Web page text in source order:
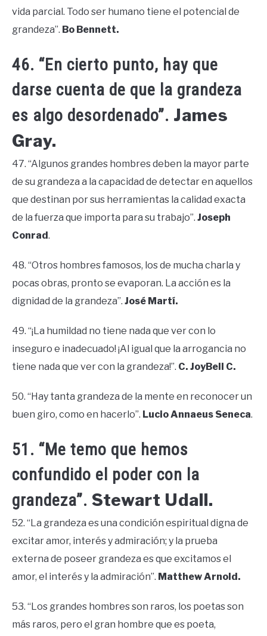
vida parcial. Todo ser humano tiene el potencial de
grandeza”. Bo Bennett.
46. “En cierto punto, hay que
darse cuenta de que la grandeza
es algo desordenado”. James
Gray.
47. “Algunos grandes hombres deben la mayor parte
de su grandeza a la capacidad de detectar en aquellos
que destinan por sus herramientas la calidad exacta
de la fuerza que importa para su trabajo”. Joseph
Conrad.
48. “Otros hombres famosos, los de mucha charla y
pocas obras, pronto se evaporan. La acción es la
dignidad de la grandeza”. José Martí.
49. “¡La humildad no tiene nada que ver con lo
inseguro e inadecuado! ¡Al igual que la arrogancia no
tiene nada que ver con la grandeza!”. C. JoyBell C.
50. “Hay tanta grandeza de la mente en reconocer un
buen giro, como en hacerlo”. Lucio Annaeus Seneca.
51. “Me temo que hemos
confundido el poder con la
grandeza”. Stewart Udall.
52. “La grandeza es una condición espiritual digna de
excitar amor, interés y admiración; y la prueba
externa de poseer grandeza es que excitamos el
amor, el interés y la admiración”. Matthew Arnold.
53. “Los grandes hombres son raros, los poetas son
más raros, pero el gran hombre que es poeta,